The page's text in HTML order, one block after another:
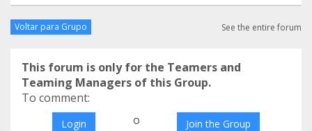
Voltar para Grupo See the entire forum
This forum is only for the Teamers and
Teaming Managers of this Group.
To comment:
Login o Join the Group